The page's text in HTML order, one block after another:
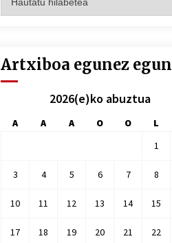
hilez
Artxiboa egunez egun
2026(e)ko abuztua
A A A O O L
1
3 4 5 6 7 8
10 11 12 13 14 15
17 18 19 20 21 22